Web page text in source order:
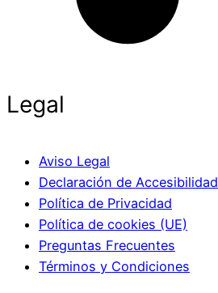
Legal
Aviso Legal
Declaración de Accesibilidad
Política de Privacidad
Política de cookies (UE)
Preguntas Frecuentes
Términos y Condiciones